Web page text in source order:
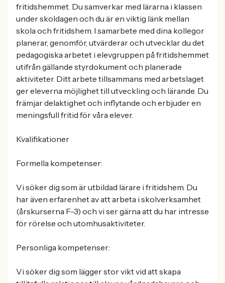
fritidshemmet. Du samverkar med lärarna i klassen
under skoldagen och du är en viktig länk mellan
skola och fritidshem. I samarbete med dina kollegor
planerar, genomför, utvärderar och utvecklar du det
pedagogiska arbetet i elevgruppen på fritidshemmet
utifrån gällande styrdokument och planerade
aktiviteter. Ditt arbete tillsammans med arbetslaget
ger eleverna möjlighet till utveckling och lärande. Du
främjar delaktighet och inflytande och erbjuder en
meningsfull fritid för våra elever.
Kvalifikationer
Formella kompetenser:
Vi söker dig som är utbildad lärare i fritidshem. Du
har även erfarenhet av att arbeta i skolverksamhet
(årskurserna F-3) och vi ser gärna att du har intresse
för rörelse och utomhusaktiviteter.
Personliga kompetenser:
Vi söker dig som lägger stor vikt vid att skapa